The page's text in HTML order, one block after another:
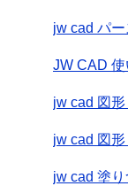
jw cad パー
JW CAD 使
jw cad 図
jw cad 図
jw cad 塗り